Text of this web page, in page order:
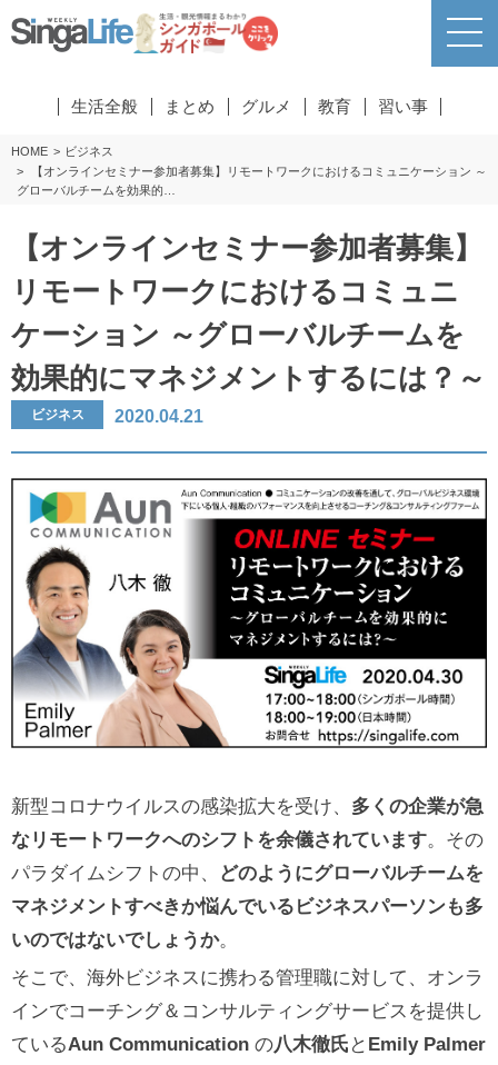
生活全般 まとめ グルメ 教育 習い事
HOME
ビジネス
【オンラインセミナー参加者募集】リモートワークにおけるコミュニケーション ～
グローバルチームを効果的…
【オンラインセミナー参加者募集】
リモートワークにおけるコミュニ
ケーション ～グローバルチームを
効果的にマネジメントするには？～
ビジネス 2020.04.21
新型コロナウイルスの感染拡大を受け、 多くの企業が急
なリモートワークへのシフトを余儀されています。その
パラダイムシフトの中、
どのようにグローバルチームを
マネジメントすべきか悩んでいるビジネスパーソンも多
いのではないでしょうか。
そこで、海外ビジネスに携わる管理職に対して、オンラ
インでコーチング＆コンサルティングサービスを提供し
ているAun Communication の八木徹氏 と Emily Palmer